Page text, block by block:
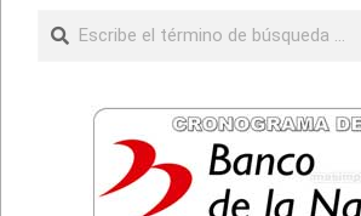
Buscar